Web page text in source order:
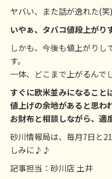
ヤバい、また話が逸れた(笑)
いやぁ、タバコ値段上がり
しかも、今後も値上がりし
す。
一体、どこまで上がるんで
すぐに欧米並みになること
値上げの余地があると思わ
お財布と相談しながら、適
砂川情報局は、毎月7日と
しみに♪♪
記事担当：砂川店 土井